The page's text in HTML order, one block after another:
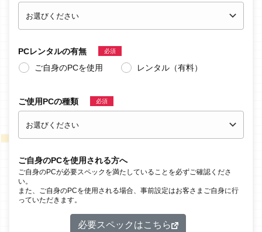
PCレンタルの有無 必須
ご自身のPCを使用 レンタル（有料）
ご使用PCの種類 必須
ご自身のPCを使用される方へ
ご自身のPCが必要スペックを満たしていることを必ずご確認くださ
い。
また、ご自身のPCを使用される場合、事前設定はお客さまご自身に行
っていただきます。
必要スペックはこちら